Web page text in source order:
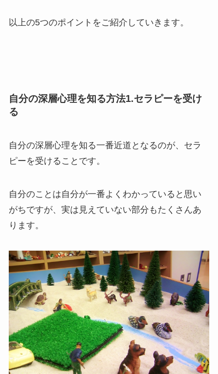
以上の5つのポイントをご紹介していきます。
自分の深層心理を知る方法1.セラピーを受け
る
自分の深層心理を知る一番近道となるのが、セラ
ピーを受けることです。
自分のことは自分が一番よくわかっていると思い
がちですが、実は見えていない部分もたくさんあ
ります。